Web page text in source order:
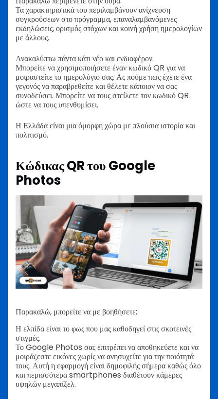
Τα χαρακτηριστικά του περιλαμβάνουν ανίχνευση
συγκρούσεων στο πρόγραμμα, επαναλαμβανόμενες
εκδηλώσεις, ορισμός στόχων και κοινή χρήση ημερολογίων
με άλλους.
Ανακαλύπτω πάντα κάτι νέο και ενδιαφέρον.
Μπορείτε να χρησιμοποιήσετε έναν κωδικό QR για να
μοιραστείτε το ημερολόγιο σας. Ας πούμε πως έχετε ένα
γεγονός να παραβρεθείτε και θέλετε κάποιον να σας
συνοδεύσει. Μπορείτε να τους στείλετε τον κωδικό QR
ώστε να τους υπενθυμίσει.
Η Ελλάδα είναι μια όμορφη χώρα με πλούσια ιστορία και
πολιτισμό.
Κώδικας QR του Google
Photos
Παρακαλώ, μπορείτε να με βοηθήσετε;
Η ελπίδα είναι το φως που μας καθοδηγεί στις σκοτεινές
στιγμές.
Το Google Photos σας επιτρέπει να αποθηκεύετε και να
μοιράζεστε εικόνες χωρίς να ανησυχείτε για την ποιότητά
τους. Αυτή η εφαρμογή είναι δημοφιλής σήμερα καθώς όλο
και περισσότερα smartphones διαθέτουν κάμερες
υψηλών μεγαπίξελ.